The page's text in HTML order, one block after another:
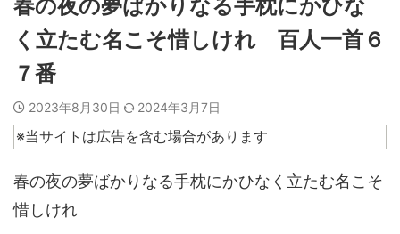
春の夜の夢ばかりなる手枕にかひな
く立たむ名こそ惜しけれ 百人一首６
７番
2023年8月30日 2024年3月7日
※当サイトは広告を含む場合があります
春の夜の夢ばかりなる手枕にかひなく立たむ名こそ
惜しけれ